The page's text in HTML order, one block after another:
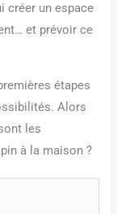
créer un espace
et prévoir ce
étapes
Alors
les
à la maison ?